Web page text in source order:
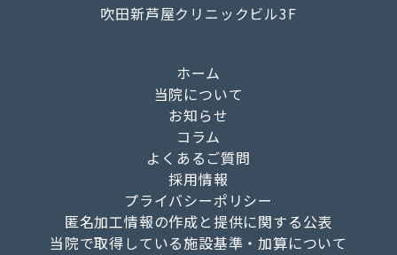
吹田新芦屋クリニックビル3F
ホーム
当院について
お知らせ
コラム
よくあるご質問
採用情報
プライバシーポリシー
匿名加工情報の作成と提供に関する公表
当院で取得している施設基準・加算について